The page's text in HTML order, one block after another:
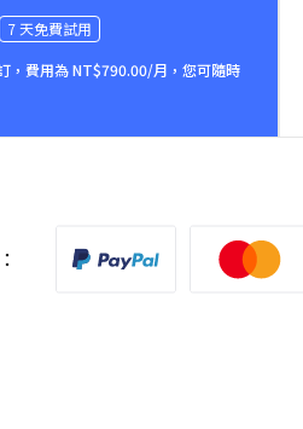
7 天免費試用
，費用為 NT$790.00/月，您可隨時